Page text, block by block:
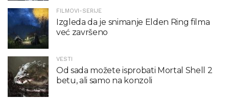
FILMOVI-SERIJE
Izgleda da je snimanje Elden Ring filma
već završeno
VESTI
Od sada možete isprobati Mortal Shell 2
betu, ali samo na konzoli